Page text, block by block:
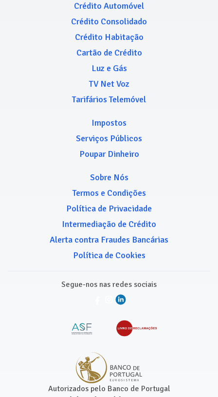
Crédito Automóvel
Crédito Consolidado
Crédito Habitação
Cartão de Crédito
Luz e Gás
TV Net Voz
Tarifários Telemóvel
Impostos
Serviços Públicos
Poupar Dinheiro
Sobre Nós
Termos e Condições
Política de Privacidade
Intermediação de Crédito
Alerta contra Fraudes Bancárias
Política de Cookies
Autorizados pelo Banco de Portugal
Segue-nos nas redes sociais